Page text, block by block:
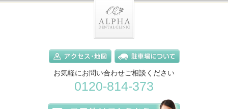
お気軽にお問い合わせご相談ください
0120-814-373